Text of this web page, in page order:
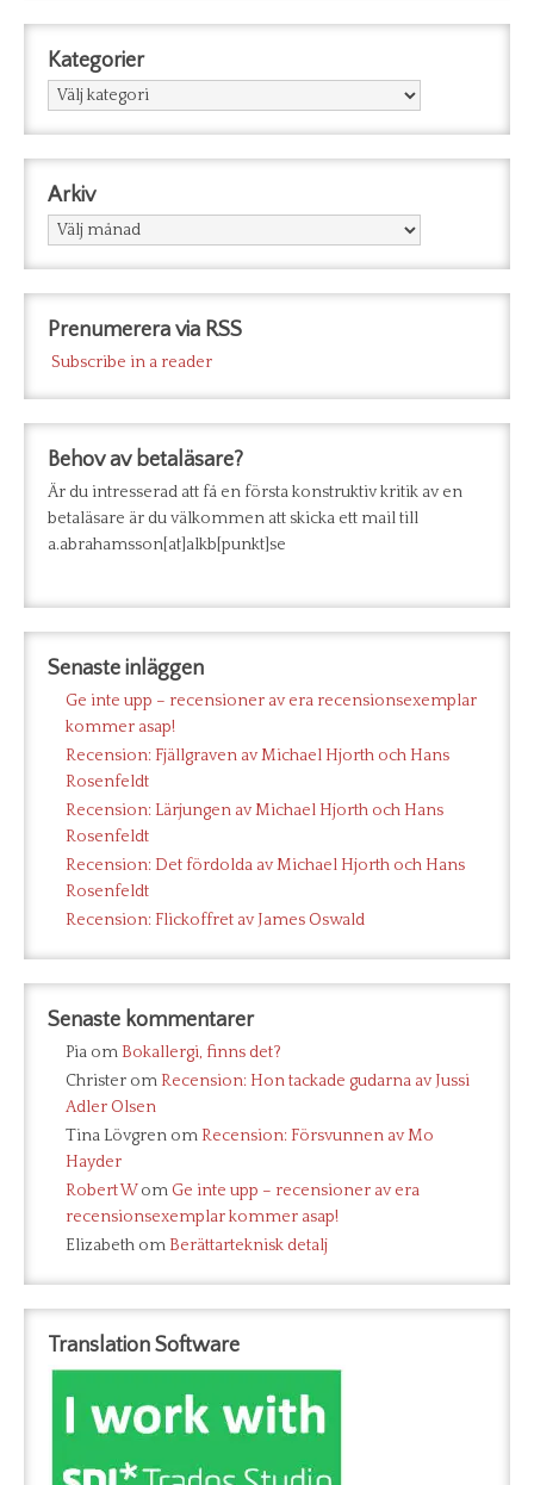
Kategorier
Kategorier
Arkiv
Arkiv
Prenumerera via RSS
Subscribe in a reader
Behov av betaläsare?
Är du intresserad att få en första konstruktiv kritik av en
betaläsare är du välkommen att skicka ett mail till
a.abrahamsson[at]alkb[punkt]se
Senaste inläggen
Ge inte upp – recensioner av era recensionsexemplar
kommer asap!
Recension: Fjällgraven av Michael Hjorth och Hans
Rosenfeldt
Recension: Lärjungen av Michael Hjorth och Hans
Rosenfeldt
Recension: Det fördolda av Michael Hjorth och Hans
Rosenfeldt
Recension: Flickoffret av James Oswald
Senaste kommentarer
Pia om Bokallergi, finns det?
Christer om Recension: Hon tackade gudarna av Jussi
Adler Olsen
Tina Lövgren om Recension: Försvunnen av Mo
Hayder
Robert Wom Ge inte upp – recensioner av era
recensionsexemplar kommer asap!
Elizabeth om Berättarteknisk detalj
Translation Software